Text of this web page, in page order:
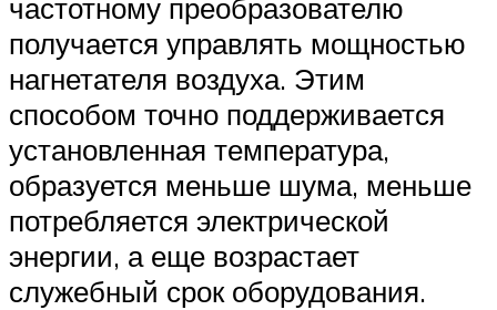
частотному преобразователю
получается управлять мощностью
нагнетателя воздуха. Этим
способом точно поддерживается
установленная температура,
образуется меньше шума, меньше
потребляется электрической
энергии, а еще возрастает
служебный срок оборудования.